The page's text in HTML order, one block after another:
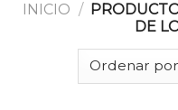
INICIO /
DE